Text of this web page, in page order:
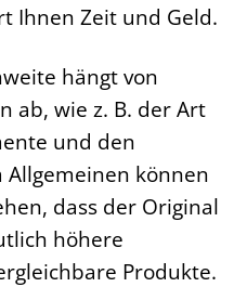
Ihnen Zeit und Geld.
hängt von
ab, wie z. B. der Art
und den
können
dass der Original
höhere
Produkte.